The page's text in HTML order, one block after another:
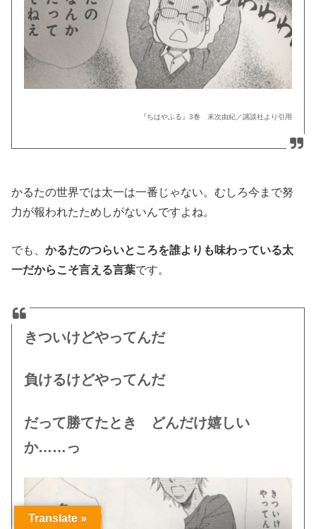
『ちはやふる』3巻 末次由紀／講談社より引用
かるたの世界では太一は一番じゃない。むしろ今まで努
力が報われたためしがないんですよね。
でも、かるたのつらいところを誰よりも味わっている太
一だからこそ言える言葉です。
きついけどやってんだ
負けるけどやってんだ
だって勝てたとき どんだけ嬉しい
か……っ
Translate »